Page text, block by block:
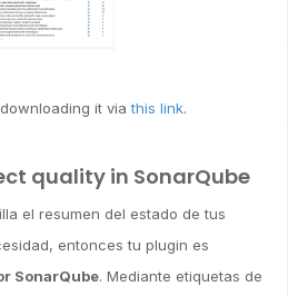
it viathis link.
quality in SonarQube
el resumen del estado de tus
entonces tu plugin es
SonarQube. Mediante etiquetas de